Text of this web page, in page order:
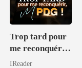
Trop tard pour
me reconquérir,
M. PDG !
IReader